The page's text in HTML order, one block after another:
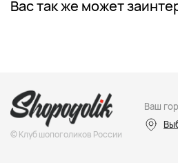
Вас так же может
© Клуб шопоголиков России
Ваш